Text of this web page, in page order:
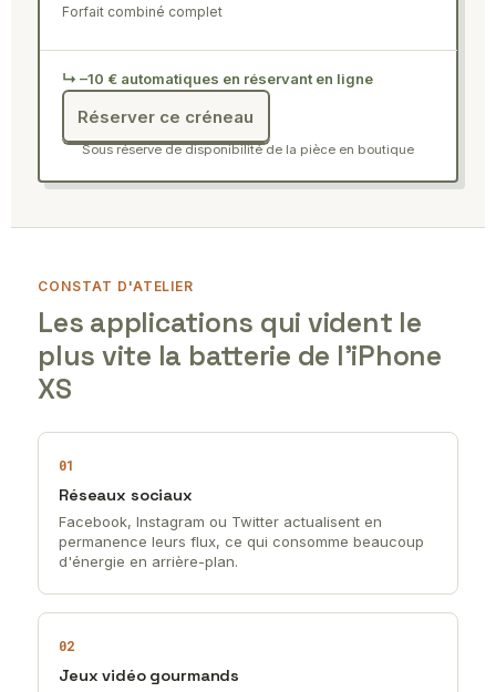
Forfait combiné complet
↳ –10 € automatiques en réservant en ligne
Réserver ce créneau
Sous réserve de disponibilité de la pièce en boutique
CONSTAT D'ATELIER
Les applications qui vident le
plus vite la batterie de l'iPhone
XS
01
Réseaux sociaux
Facebook, Instagram ou Twitter actualisent en
permanence leurs flux, ce qui consomme beaucoup
d'énergie en arrière-plan.
02
Jeux vidéo gourmands